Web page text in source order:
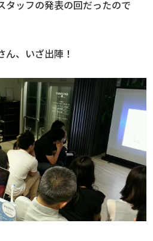
タッフの発表の回だったので
、いざ出陣！